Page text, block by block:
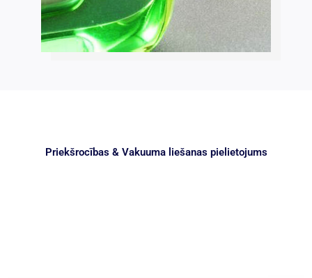
Priekšrocības & Vakuuma liešanas pielietojums